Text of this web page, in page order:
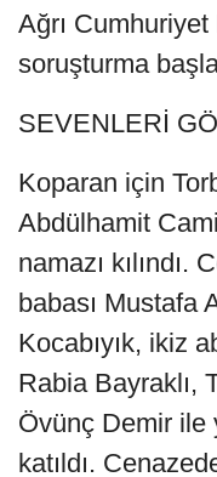
Ağrı Cumhuriyet
soruşturma
SEVENLERİ
Koparan için
Abdülhamit
namazı kılındı.
babası Mustafa
Kocabıyık, ikiz
Rabia Bayraklı,
Övünç Demir ile
katıldı.